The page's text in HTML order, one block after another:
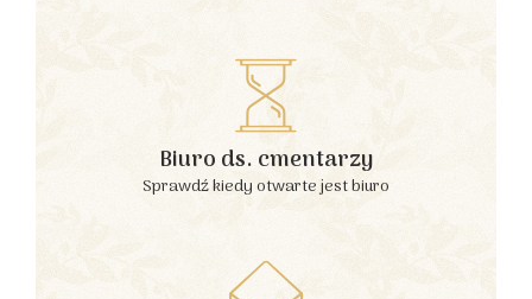
Biuro ds. cmentarzy
Sprawdź kiedy otwarte jest biuro